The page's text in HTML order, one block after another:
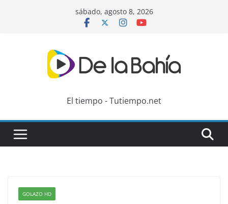
sábado, agosto 8, 2026
El tiempo - Tutiempo.net
GOLAZO HD